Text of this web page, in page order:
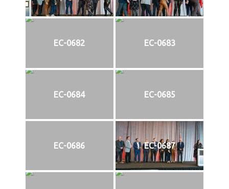
EC-0682 EC-0683
EC-0684 EC-0685
EC-0686 EC-0687